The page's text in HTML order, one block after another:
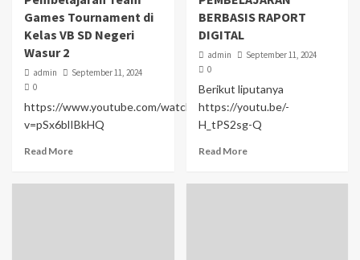
Games Tournament di
Kelas VB SD Negeri
Wasur 2
admin
September 11, 2024
0
https://www.youtube.com/watch?
v=pSx6blIBkHQ
Read More
BERBASIS RAPORT
DIGITAL
admin
September 11, 2024
0
Berikut liputanya
https://youtu.be/-
H_tPS2sg-Q
Read More